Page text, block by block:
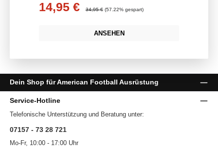
Verkaufspreis:
14,95 € 34,95 € (57.22% gespart)
ANSEHEN
Dein Shop für American Football Ausrüstung
Service-Hotline
Telefonische Unterstützung und Beratung unter:
07157 - 73 28 721
Mo-Fr, 10:00 - 17:00 Uhr